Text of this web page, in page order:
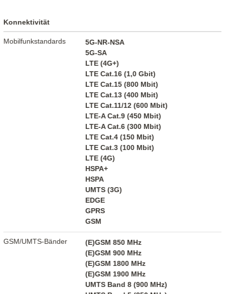
Konnektivität
Mobilfunkstandards
5G-NR-NSA
5G-SA
LTE (4G+)
LTE Cat.16 (1,0 Gbit)
LTE Cat.15 (800 Mbit)
LTE Cat.13 (400 Mbit)
LTE Cat.11/12 (600 Mbit)
LTE-A Cat.9 (450 Mbit)
LTE-A Cat.6 (300 Mbit)
LTE Cat.4 (150 Mbit)
LTE Cat.3 (100 Mbit)
LTE (4G)
HSPA+
HSPA
UMTS (3G)
EDGE
GPRS
GSM
GSM/UMTS-Bänder
(E)GSM 850 MHz
(E)GSM 900 MHz
(E)GSM 1800 MHz
(E)GSM 1900 MHz
UMTS Band 8 (900 MHz)